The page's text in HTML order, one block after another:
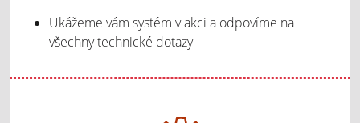
Ukážeme vám systém v akci a odpovíme na
všechny technické dotazy